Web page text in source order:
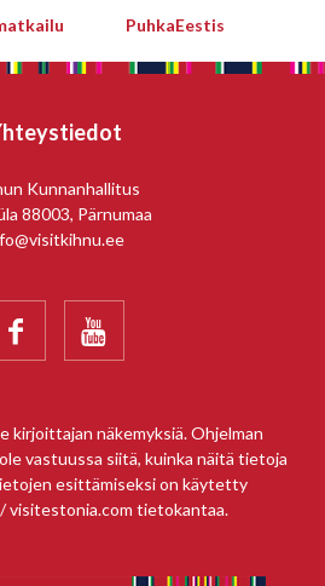
PuhkaEestis
Kunnanhallitus
88003, Pärnumaa
 
kirjoittajan näkemyksiä. Ohjelman
vastuussa siitä, kuinka näitä tietoja
esittämiseksi on käytetty
visitestonia.com tietokantaa.